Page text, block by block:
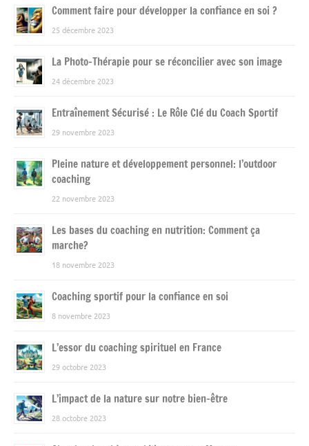
Comment faire pour développer la confiance en soi ?
25 décembre 2023
La Photo-Thérapie pour se réconcilier avec son image
24 décembre 2023
Entraînement Sécurisé : Le Rôle Clé du Coach Sportif
29 novembre 2023
Pleine nature et développement personnel: l’outdoor
coaching
22 novembre 2023
Les bases du coaching en nutrition: Comment ça
marche?
18 novembre 2023
Coaching sportif pour la confiance en soi
8 novembre 2023
L’essor du coaching spirituel en France
29 octobre 2023
L’impact de la nature sur notre bien-être
28 octobre 2023